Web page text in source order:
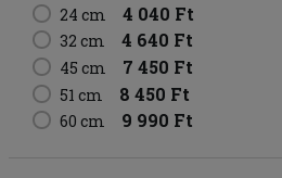
24 cm
4 040 Ft
32 cm 4 640 Ft
45 cm 7 450 Ft
51 cm 8 450 Ft
60 cm 9 990 Ft